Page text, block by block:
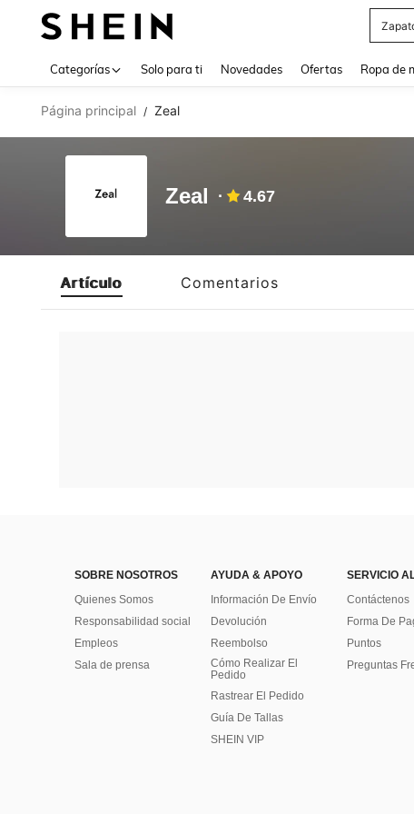
Categorías Solo para ti Novedades Ofertas Ropa de
Página principal / Zeal
Zeal 4.67
Artículo Comentarios
SOBRE NOSOTROS
Quienes Somos
Responsabilidad social
Empleos
Sala de prensa
AYUDA & APOYO
Información De Envío
Devolución
Reembolso
Cómo Realizar El
Pedido
Rastrear El Pedido
Guía De Tallas
SHEIN VIP
SERVICIO
Contáctenos
Forma De
Puntos
Preguntas